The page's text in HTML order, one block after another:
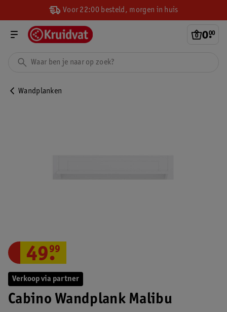
Voor 22:00 besteld, morgen in huis
0.
00
Wandplanken
Verkoop via partner
Cabino Wandplank Malibu
49.
99